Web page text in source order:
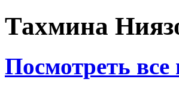
Тахмина
Посмотреть